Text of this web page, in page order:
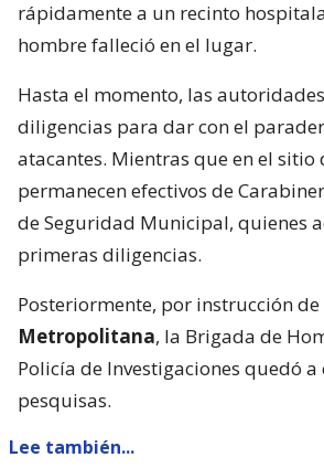
rápidamente a un recinto
hombre falleció en el lugar.
Hasta el momento, las
diligencias para dar con el
atacantes. Mientras que en el sitio
permanecen efectivos de
de Seguridad Municipal, quienes
primeras diligencias.
Posteriormente, por instrucción de
Metropolitana, la Brigada de
Policía de Investigaciones quedó a
pesquisas.
Lee también...